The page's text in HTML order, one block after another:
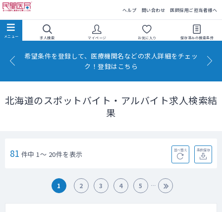
ヘルプ 問い合わせ 医師採用ご担当者様へ
求人検索 マイページ お気に入り 保存済みの検索条件
希望条件を登録して、医療機関名などの求人詳細をチェッ
ク！登録はこちら
北海道のスポットバイト・アルバイト求人検索結
果
81 件中 1～ 20件を表示 並べ替え 条件保存
1 2 3 4 5